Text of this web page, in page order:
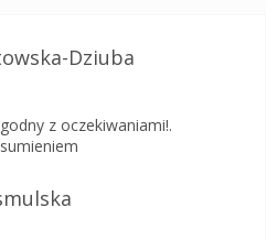
Dziuba
to 5 na 5 gwiazdek.
z oczekiwaniami!.
5 na 5 gwiazdek.